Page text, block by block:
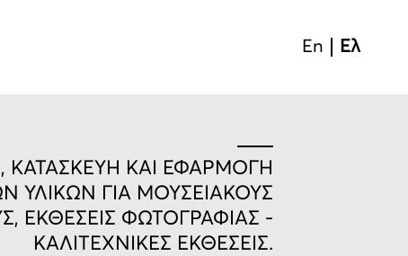
En Ελ
ΚΑΤΑΣΚΕΥΗ ΚΑΙ ΕΦΑΡΜΟΓΗ
ΥΛΙΚΩΝ ΓΙΑ ΜΟΥΣΕΙΑΚΟΥΣ
ΕΚΘΕΣΕΙΣ ΦΩΤΟΓΡΑΦΙΑΣ -
ΚΑΛΙΤΕΧΝΙΚΕΣ ΕΚΘΕΣΕΙΣ.